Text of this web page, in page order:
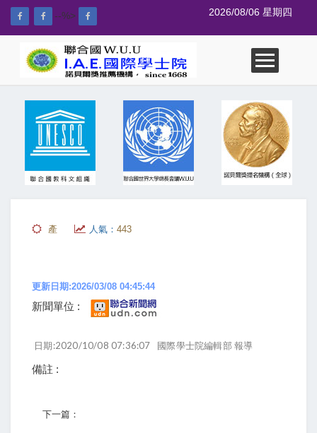
--%> 2026/08/06 星期四
產 人氣： 443
更新日期:2026/03/08 04:45:44
新聞單位 :
日期:2020/10/08 07:36:07 國際學士院編輯部 報導
備註 :
下一篇：